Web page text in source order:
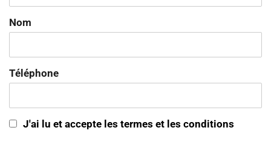
Nom
Téléphone
J'ai lu et accepte les termes et les conditions